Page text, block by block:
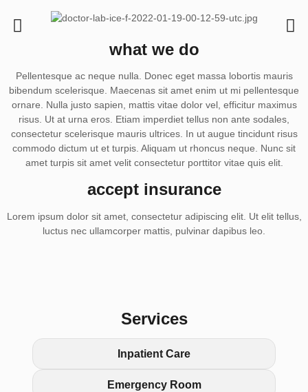
Services
Inpatient Care
Emergency Room
what we do
Pellentesque ac neque nulla. Donec eget massa lobortis mauris
bibendum scelerisque. Maecenas sit amet enim ut mi pellentesque
ornare. Nulla justo sapien, mattis vitae dolor vel, efficitur maximus
risus. Ut at urna eros. Etiam imperdiet tellus non ante sodales,
consectetur scelerisque mauris ultrices. In ut augue tincidunt risus
commodo dictum ut et turpis. Aliquam ut rhoncus neque. Nunc sit
amet turpis sit amet velit consectetur porttitor vitae quis elit.
accept insurance
Lorem ipsum dolor sit amet, consectetur adipiscing elit. Ut elit tellus,
luctus nec ullamcorper mattis, pulvinar dapibus leo.